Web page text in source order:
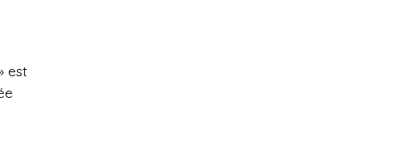
est